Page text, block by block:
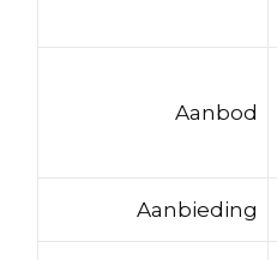
Aanbod
Aanbieding